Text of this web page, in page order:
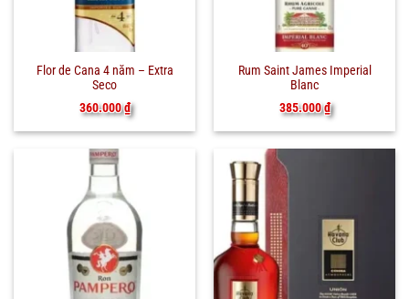
Flor de Cana 4 năm – Extra
Seco
360.000₫
Rum Saint James Imperial
Blanc
385.000₫